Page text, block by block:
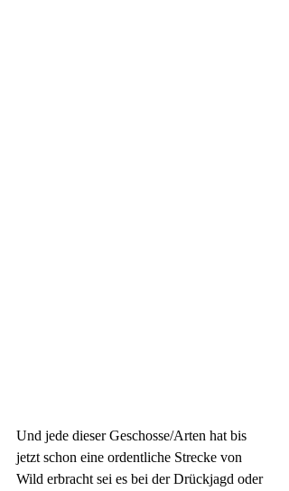
Und jede dieser Geschosse/Arten hat bis
jetzt schon eine ordentliche Strecke von
Wild erbracht sei es bei der Drückjagd oder